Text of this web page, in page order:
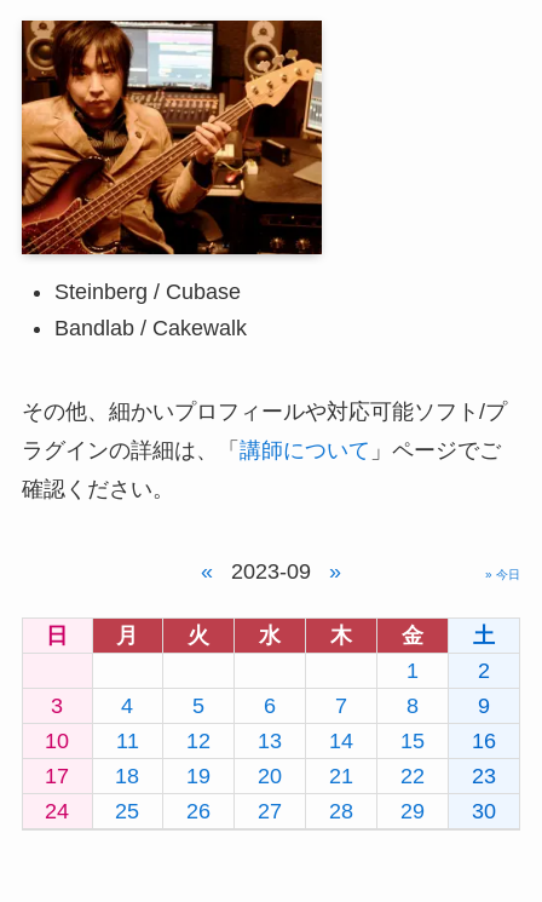
Steinberg / Cubase
Bandlab / Cakewalk
その他、細かいプロフィールや対応可能ソフト/プ
ラグインの詳細は、「 講師について 」ページでご
確認ください。
« 2023-09 » » 今日
日 月 火 水 木 金
土
1
2
3
4 5 6 7 8
9
10
11 12 13 14 15
16
17
18 19 20 21 22
23
24
25 26 27 28 29 30